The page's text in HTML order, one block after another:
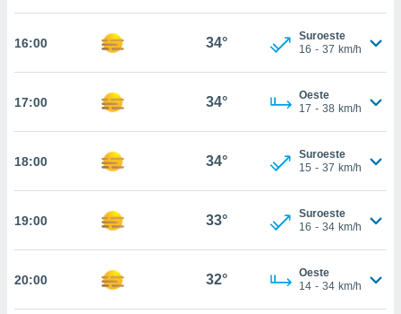
la
nuestros
en
16:00 34°
Suroeste
16 - 37 km/h
17:00 34°
Oeste
17 - 38 km/h
18:00 34°
Suroeste
15 - 37 km/h
19:00 33°
Suroeste
16 - 34 km/h
20:00 32°
Oeste
14 - 34 km/h